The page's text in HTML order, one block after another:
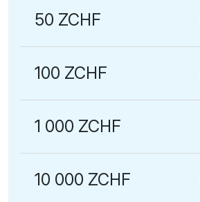
50 ZCHF
100 ZCHF
1 000 ZCHF
10 000 ZCHF